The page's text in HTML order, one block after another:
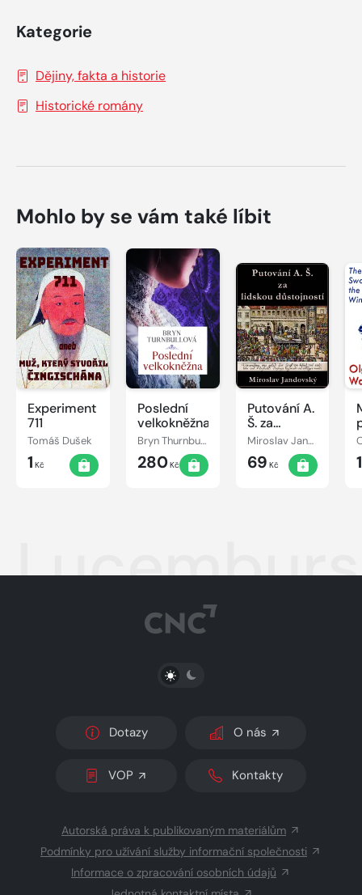
Kategorie
Dějiny, fakta a historie
Historické romány
Mohlo by se vám také líbit
Experiment
711
Tomáš Dušek
1 Kč
Poslední
velkokněžna
Bryn Thurnbullová
280Kč
Putování A.
Š. za
lidskou
důstojností
Miroslav Jandovský
69 Kč
PŘEPNOUT SVĚTLÝ/TMAVÝ REŽIM
Dotazy O nás
VOP Kontakty
Autorská práva k publikovaným materiálům
Podmínky pro užívání služby informační společnosti
Informace o zpracování osobních údajů